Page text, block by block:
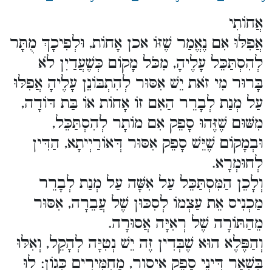
אֲחוֹתִי
אֲפִלּוּ אִם נֶאֱמַר שֶׁזּוֹ אכן אָחוֹת, וּלְפִיכָךְ מֻתָּר
לְהִסְתַּכֵּל עָלֶיהָ, מִכֹּל מָקוֹם כְּשֶׁעֲדַיִן לֹא
בָּרוּר מִי זֹאת יֵשׁ אִסּוּר לְהִתְבּוֹנֵן עָלֶיהָ אֲפִלּוּ
עַל מְנַת לְבָרֵר הַאִם זוֹ אָחוֹת אוֹ בַּת דּוֹדָה,
מִשּׁוּם שֶׁזֶּהוּ סָפֵק אִם מוֹתָר לְהִסְתַּכֵּל,
וּבְמָקוֹם שֶׁיֵּשׁ סָפֵק אִסּוּר דְּאוֹרַיְיתָא, הַדִּין
לְחוּמְרָא.
וְלָכֵן הַמִּסְתַּכֵּל עַל אִשָּׁה עַל מְנַת לְבָרֵר
מַכְנִיס אֵת עַצְמוֹ לְסִכּוּן שֶׁל עֲבֵרָה, אִסּוּר
מֵהַתּוֹרָה שֶׁל רְאִיָּה אֲסוּרָה.
וְהַפֶּלֶא הוּא שֶׁבְּדִין זֶה יֵשׁ נְטִיָּה לְהָקֵל, וְאִלּוּ
בִּשְׁאָר דִּינֵי סָפֵק איסור, מַחְמִּירִים כְּגוֹן: לוּ